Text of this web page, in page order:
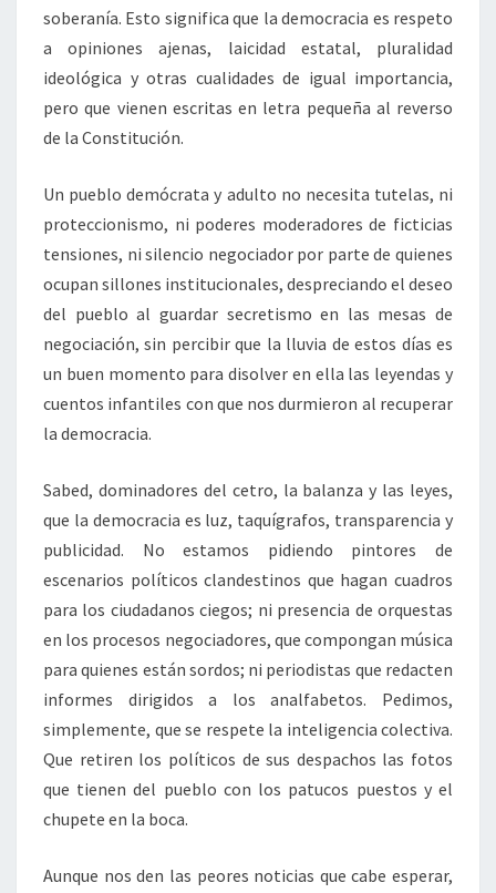
soberanía. Esto significa que la democracia es respeto
a opiniones ajenas, laicidad estatal, pluralidad
ideológica y otras cualidades de igual importancia,
pero que vienen escritas en letra pequeña al reverso
de la Constitución.
Un pueblo demócrata y adulto no necesita tutelas, ni
proteccionismo, ni poderes moderadores de ficticias
tensiones, ni silencio negociador por parte de quienes
ocupan sillones institucionales, despreciando el deseo
del pueblo al guardar secretismo en las mesas de
negociación, sin percibir que la lluvia de estos días es
un buen momento para disolver en ella las leyendas y
cuentos infantiles con que nos durmieron al recuperar
la democracia.
Sabed, dominadores del cetro, la balanza y las leyes,
que la democracia es luz, taquígrafos, transparencia y
publicidad. No estamos pidiendo pintores de
escenarios políticos clandestinos que hagan cuadros
para los ciudadanos ciegos; ni presencia de orquestas
en los procesos negociadores, que compongan música
para quienes están sordos; ni periodistas que redacten
informes dirigidos a los analfabetos. Pedimos,
simplemente, que se respete la inteligencia colectiva.
Que retiren los políticos de sus despachos las fotos
que tienen del pueblo con los patucos puestos y el
chupete en la boca.
Aunque nos den las peores noticias que cabe esperar,